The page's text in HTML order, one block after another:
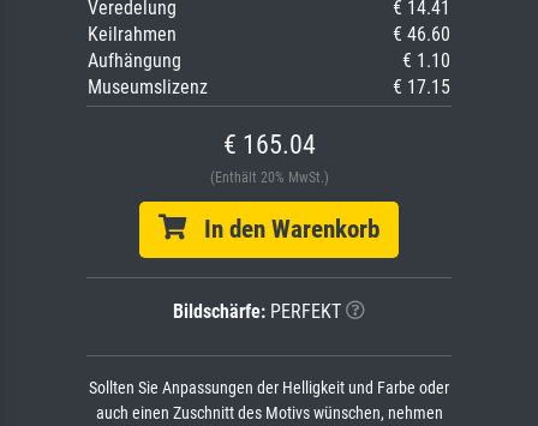
Veredelung
€ 14.41
Keilrahmen
€ 46.60
Aufhängung
€ 1.10
Museumslizenz
€ 17.15
€ 165.04
(Enthält 20% MwSt.)
In den Warenkorb
Bildschärfe: PERFEKT
Sollten Sie Anpassungen der Helligkeit und Farbe oder
auch einen Zuschnitt des Motivs wünschen, nehmen